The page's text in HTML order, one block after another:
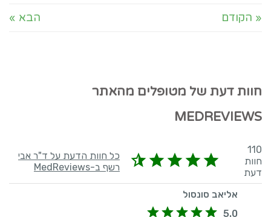
« הקודם הבא »
חוות דעת של מטופלים מהאתר
MEDREVIEWS